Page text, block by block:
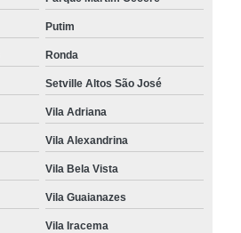
Putim
Ronda
Setville Altos São José
Vila Adriana
Vila Alexandrina
Vila Bela Vista
Vila Guaianazes
Vila Iracema